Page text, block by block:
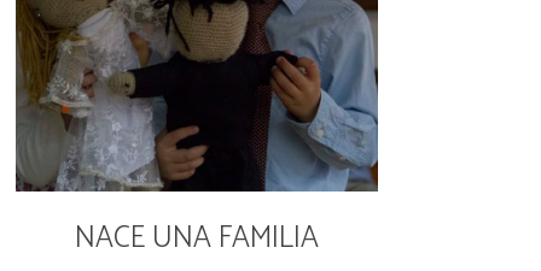
NACE UNA FAMILIA